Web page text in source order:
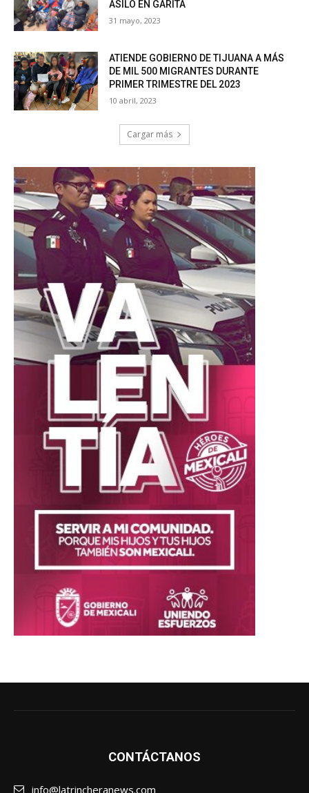
ASILO EN GARITA
31 mayo, 2023
ATIENDE GOBIERNO DE TIJUANA A MÁS
DE MIL 500 MIGRANTES DURANTE
PRIMER TRIMESTRE DEL 2023
10 abril, 2023
Cargar más
CONTÁCTANOS
info@latrincheranews.com